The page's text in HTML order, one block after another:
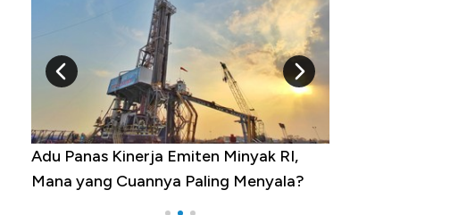
Adu Panas Kinerja Emiten Minyak RI,
Mana yang Cuannya Paling Menyala?